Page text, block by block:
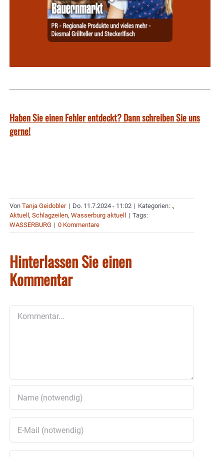
Haben Sie einen Fehler entdeckt? Dann schreiben Sie uns
gerne!
Von Tanja Geidobler | Do. 11.7.2024 - 11:02 | Kategorien: .,
Aktuell , Schlagzeilen, Wasserburg aktuell | Tags:
WASSERBURG | 0 Kommentare
Hinterlassen Sie einen
Kommentar